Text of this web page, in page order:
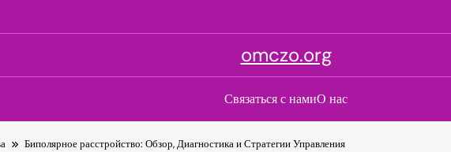
omczo.org
Связаться с намиО нас
Биполярное расстройство: Обзор, Диагностика и Стратегии Управления